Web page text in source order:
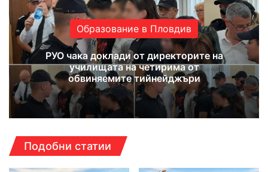
Образование в Пловдив
РУО чака доклади от директорите на
училищата на четирима от
обвиняемите тийнейджъри
Подобни статии